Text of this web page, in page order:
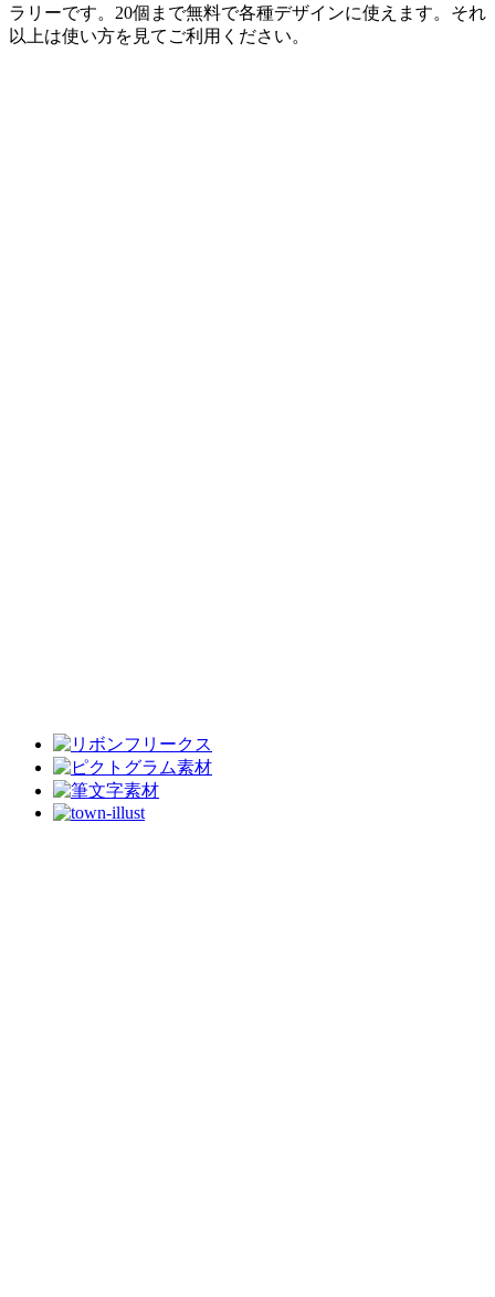
ラリーです。20個まで無料で各種デザインに使えます。それ
以上は使い方を見てご利用ください。